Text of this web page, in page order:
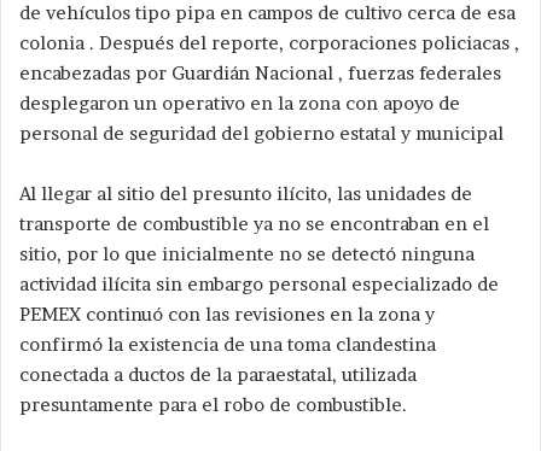
de vehículos tipo pipa en campos de cultivo cerca de esa
colonia . Después del reporte, corporaciones policiacas ,
encabezadas por Guardián Nacional , fuerzas federales
desplegaron un operativo en la zona con apoyo de
personal de seguridad del gobierno estatal y municipal
Al llegar al sitio del presunto ilícito, las unidades de
transporte de combustible ya no se encontraban en el
sitio, por lo que inicialmente no se detectó ninguna
actividad ilícita sin embargo personal especializado de
PEMEX continuó con las revisiones en la zona y
confirmó la existencia de una toma clandestina
conectada a ductos de la paraestatal, utilizada
presuntamente para el robo de combustible.